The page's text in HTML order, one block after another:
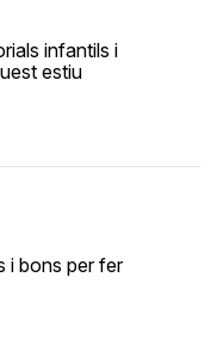
infantils i
estiu
i bons per fer